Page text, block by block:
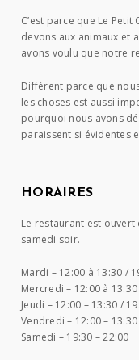
C’est parce que Le
devons aux animaux et
avons voulu que notre
Différent parce que
les choses est aussi
pourquoi nous avons
paraissent si évidentes
HORAIRES
Le restaurant est
samedi soir.
Mardi – 12:00 à 13:30 /
Mercredi – 12:00 à
Jeudi – 12:00 – 13:30 /
Vendredi – 12:00 –
Samedi – 19:30 – 22:00